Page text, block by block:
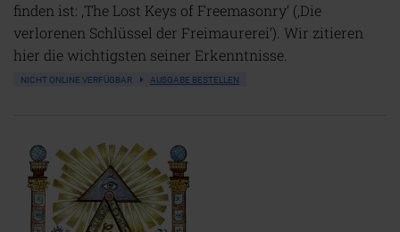
finden ist: ‚The Lost Keys of Freemasonry‘ (‚Die
verlorenen Schlüssel der Freimaurerei‘). Wir zitieren
hier die wichtigsten seiner Erkenntnisse.
NICHT ONLINE VERFÜGBAR AUSGABE BESTELLEN